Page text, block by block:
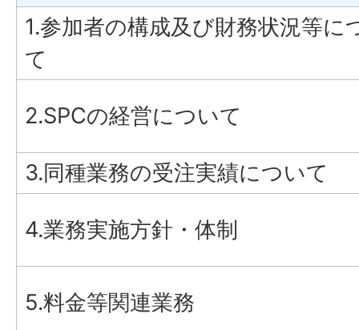
1.参加者の構成及び財務状況等に
て
2.SPCの経営について
3.同種業務の受注実績について
4.業務実施方針・体制
5.料金等関連業務